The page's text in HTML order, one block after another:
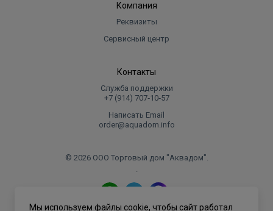
Компания
Реквизиты
Сервисный центр
Контакты
Служба поддержки
+7 (914) 707‑10‑57
Написать Email
order@aquadom.info
© 2026 ООО Торговый дом "Аквадом".
.
Мы используем файлы cookie, чтобы сайт работал